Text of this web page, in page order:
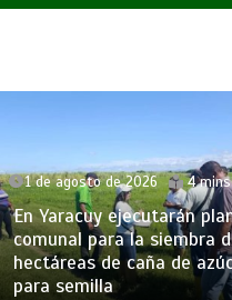
31 de julio de 2026 6 mins
En un año el costo de
de una hectárea de caña
azúcar mantenimiento
aumentó 565,92 dólares